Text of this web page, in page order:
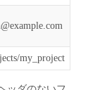
my_project